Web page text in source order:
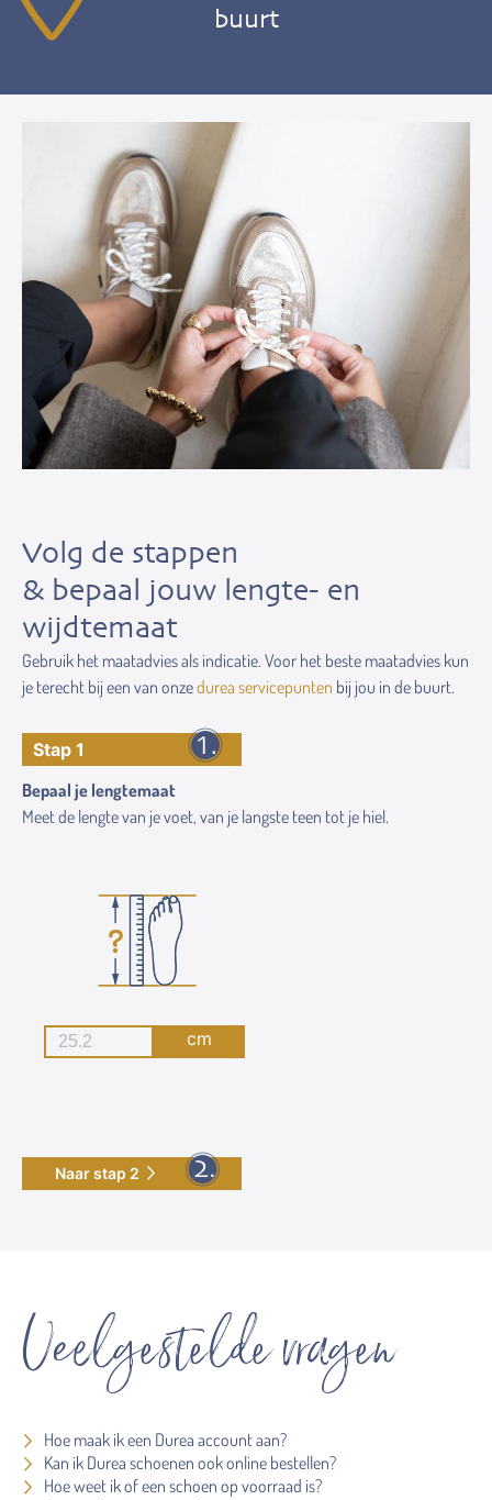
buurt
Volg de stappen
& bepaal jouw lengte- en
wijdtemaat
Gebruik het maatadvies als indicatie. Voor het beste maatadvies kun
je terecht bij een van onzedurea servicepunten bij jou in de buurt.
Stap 1
Bepaal je lengtemaat
Meet de lengte van je voet, van je langste teen tot je hiel.
cm
Naar stap 2
Veelgestelde vragen
Hoe maak ik een Durea account aan?
Kan ik Durea schoenen ook online bestellen?
Hoe weet ik of een schoen op voorraad is?